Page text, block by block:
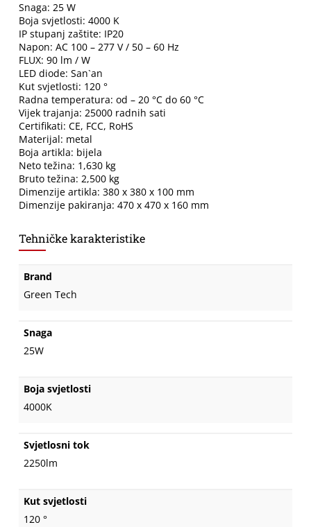
Snaga: 25 W
Boja svjetlosti: 4000 K
IP stupanj zaštite: IP20
Napon: AC 100 – 277 V / 50 – 60 Hz
FLUX: 90 lm / W
LED diode: San`an
Kut svjetlosti: 120 °
Radna temperatura: od – 20 °C do 60 °C
Vijek trajanja: 25000 radnih sati
Certifikati: CE, FCC, RoHS
Materijal: metal
Boja artikla: bijela
Neto težina: 1,630 kg
Bruto težina: 2,500 kg
Dimenzije artikla: 380 x 380 x 100 mm
Dimenzije pakiranja: 470 x 470 x 160 mm
Tehničke karakteristike
Brand
Green Tech
Snaga
25W
Boja svjetlosti
4000K
Svjetlosni tok
2250lm
Kut svjetlosti
120 °